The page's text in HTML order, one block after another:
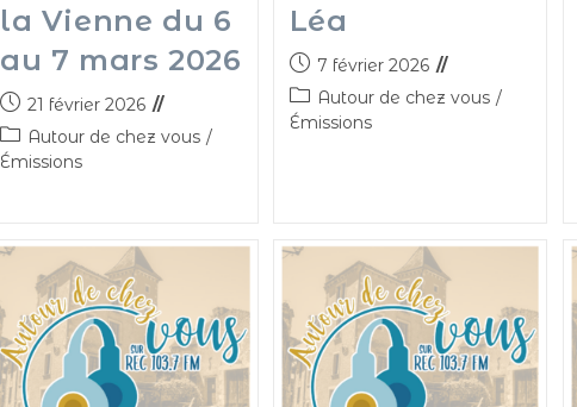
la Vienne du 6
au 7 mars 2026
21 février 2026
Autour de chez vous /
Émissions
Léa
7 février 2026
Autour de chez vous /
Émissions